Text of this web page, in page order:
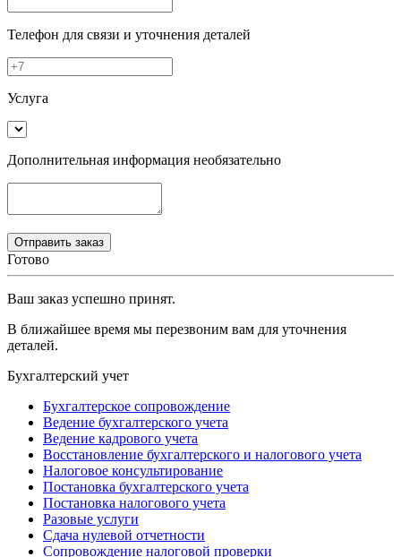
Телефон для связи и уточнения деталей
Услуга
Дополнительная информация необязательно
Готово
Ваш заказ успешно принят.
В ближайшее время мы перезвоним вам для уточнения
деталей.
Бухгалтерский учет
Бухгалтерское сопровождение
Ведение бухгалтерского учета
Ведение кадрового учета
Восстановление бухгалтерского и налогового учета
Налоговое консультирование
Постановка бухгалтерского учета
Постановка налогового учета
Разовые услуги
Сдача нулевой отчетности
Сопровождение налоговой проверки